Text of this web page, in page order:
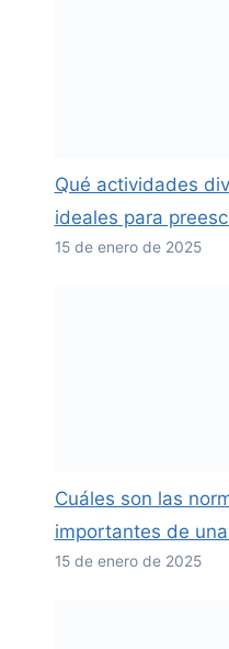
Qué actividades
ideales para
15 de enero de 2025
Cuáles son las
importantes de
15 de enero de 2025